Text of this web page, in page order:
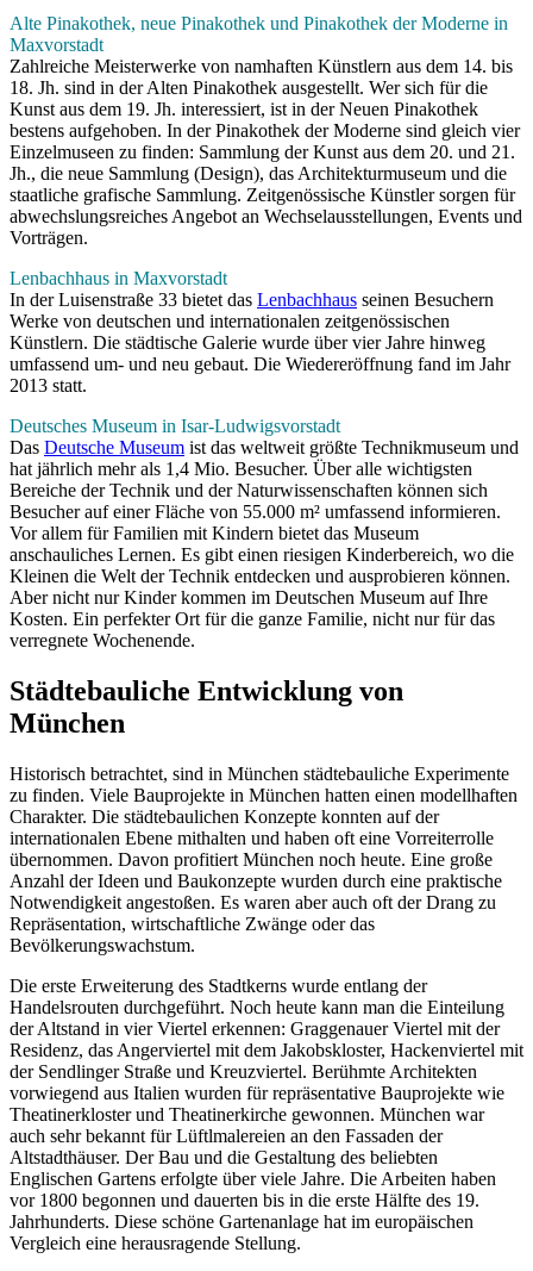
Alte Pinakothek, neue Pinakothek und Pinakothek der Moderne in
Maxvorstadt
Zahlreiche Meisterwerke von namhaften Künstlern aus dem 14. bis
18. Jh. sind in der Alten Pinakothek ausgestellt. Wer sich für die
Kunst aus dem 19. Jh. interessiert, ist in der Neuen Pinakothek
bestens aufgehoben. In der Pinakothek der Moderne sind gleich vier
Einzelmuseen zu finden: Sammlung der Kunst aus dem 20. und 21.
Jh., die neue Sammlung (Design), das Architekturmuseum und die
staatliche grafische Sammlung. Zeitgenössische Künstler sorgen für
abwechslungsreiches Angebot an Wechselausstellungen, Events und
Vorträgen.
Lenbachhaus in Maxvorstadt
In der Luisenstraße 33 bietet das Lenbachhaus seinen Besuchern
Werke von deutschen und internationalen zeitgenössischen
Künstlern. Die städtische Galerie wurde über vier Jahre hinweg
umfassend um- und neu gebaut. Die Wiedereröffnung fand im Jahr
2013 statt.
Deutsches Museum in Isar-Ludwigsvorstadt
Das Deutsche Museum ist das weltweit größte Technikmuseum und
hat jährlich mehr als 1,4 Mio. Besucher. Über alle wichtigsten
Bereiche der Technik und der Naturwissenschaften können sich
Besucher auf einer Fläche von 55.000 m² umfassend informieren.
Vor allem für Familien mit Kindern bietet das Museum
anschauliches Lernen. Es gibt einen riesigen Kinderbereich, wo die
Kleinen die Welt der Technik entdecken und ausprobieren können.
Aber nicht nur Kinder kommen im Deutschen Museum auf Ihre
Kosten. Ein perfekter Ort für die ganze Familie, nicht nur für das
verregnete Wochenende.
Städtebauliche Entwicklung von
München
Historisch betrachtet, sind in München städtebauliche Experimente
zu finden. Viele Bauprojekte in München hatten einen modellhaften
Charakter. Die städtebaulichen Konzepte konnten auf der
internationalen Ebene mithalten und haben oft eine Vorreiterrolle
übernommen. Davon profitiert München noch heute. Eine große
Anzahl der Ideen und Baukonzepte wurden durch eine praktische
Notwendigkeit angestoßen. Es waren aber auch oft der Drang zu
Repräsentation, wirtschaftliche Zwänge oder das
Bevölkerungswachstum.
Die erste Erweiterung des Stadtkerns wurde entlang der
Handelsrouten durchgeführt. Noch heute kann man die Einteilung
der Altstand in vier Viertel erkennen: Graggenauer Viertel mit der
Residenz, das Angerviertel mit dem Jakobskloster, Hackenviertel mit
der Sendlinger Straße und Kreuzviertel. Berühmte Architekten
vorwiegend aus Italien wurden für repräsentative Bauprojekte wie
Theatinerkloster und Theatinerkirche gewonnen. München war
auch sehr bekannt für Lüftlmalereien an den Fassaden der
Altstadthäuser. Der Bau und die Gestaltung des beliebten
Englischen Gartens erfolgte über viele Jahre. Die Arbeiten haben
vor 1800 begonnen und dauerten bis in die erste Hälfte des 19.
Jahrhunderts. Diese schöne Gartenanlage hat im europäischen
Vergleich eine herausragende Stellung.